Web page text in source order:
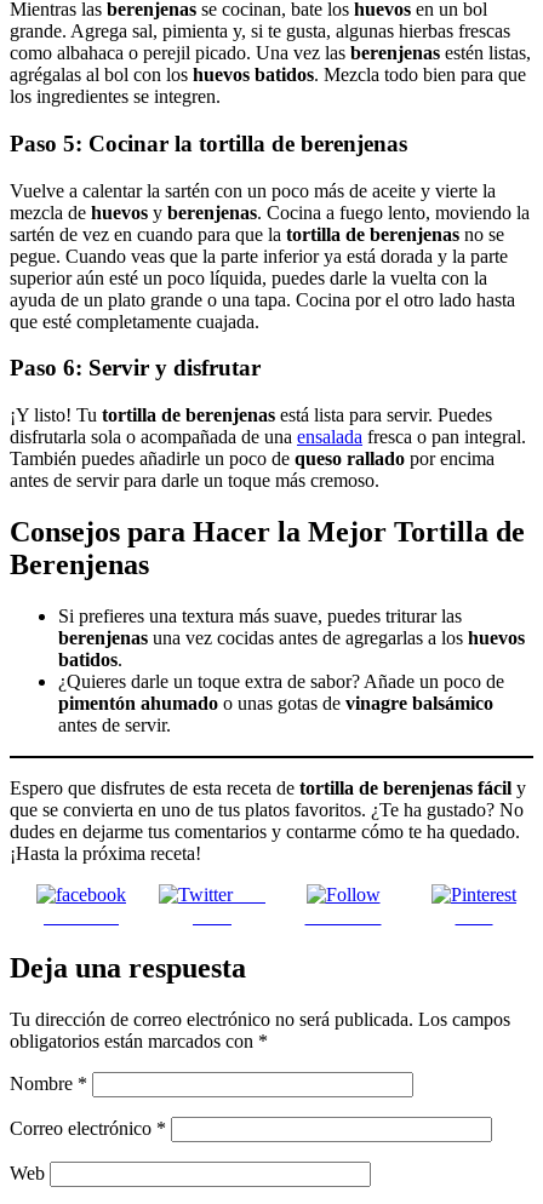
Mientras las berenjenas se cocinan, bate los huevos en un bol
grande. Agrega sal, pimienta y, si te gusta, algunas hierbas frescas
como albahaca o perejil picado. Una vez las berenjenas estén listas,
agrégalas al bol con los huevos batidos. Mezcla todo bien para que
los ingredientes se integren.
Paso 5: Cocinar la tortilla de berenjenas
Vuelve a calentar la sartén con un poco más de aceite y vierte la
mezcla de huevos y berenjenas. Cocina a fuego lento, moviendo la
sartén de vez en cuando para que la tortilla de berenjenas no se
pegue. Cuando veas que la parte inferior ya está dorada y la parte
superior aún esté un poco líquida, puedes darle la vuelta con la
ayuda de un plato grande o una tapa. Cocina por el otro lado hasta
que esté completamente cuajada.
Paso 6: Servir y disfrutar
¡Y listo! Tu tortilla de berenjenas está lista para servir. Puedes
disfrutarla sola o acompañada de una ensalada fresca o pan integral.
También puedes añadirle un poco de queso rallado por encima
antes de servir para darle un toque más cremoso.
Consejos para Hacer la Mejor Tortilla de
Berenjenas
Si prefieres una textura más suave, puedes triturar las
berenjenas una vez cocidas antes de agregarlas a los huevos
batidos.
¿Quieres darle un toque extra de sabor? Añade un poco de
pimentón ahumado o unas gotas de vinagre balsámico
antes de servir.
Espero que disfrutes de esta receta de tortilla de berenjenas fácil y
que se convierta en uno de tus platos favoritos. ¿Te ha gustado? No
dudes en dejarme tus comentarios y contarme cómo te ha quedado.
¡Hasta la próxima receta!
Post
Deja una respuesta
Tu dirección de correo electrónico no será publicada. Los campos
obligatorios están marcados con *
Nombre *
Correo electrónico *
Web